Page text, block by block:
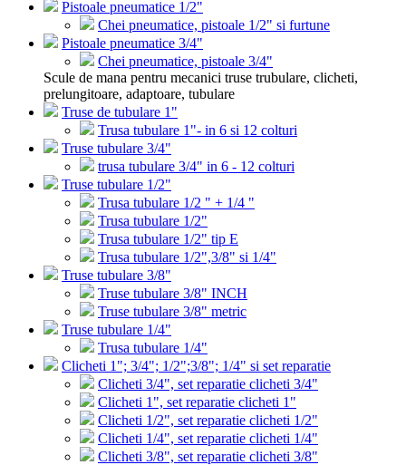
Pistoale pneumatice 1/2"
Chei pneumatice, pistoale 1/2" si furtune
Pistoale pneumatice 3/4"
Chei pneumatice, pistoale 3/4"
Scule de mana pentru mecanici truse trubulare, clicheti,
prelungitoare, adaptoare, tubulare
Truse de tubulare 1"
Trusa tubulare 1"- in 6 si 12 colturi
Truse tubulare 3/4"
trusa tubulare 3/4" in 6 - 12 colturi
Truse tubulare 1/2"
Trusa tubulare 1/2 " + 1/4 "
Trusa tubulare 1/2"
Trusa tubulare 1/2" tip E
Trusa tubulare 1/2",3/8" si 1/4"
Truse tubulare 3/8"
Truse tubulare 3/8" INCH
Truse tubulare 3/8" metric
Truse tubulare 1/4"
Trusa tubulare 1/4"
Clicheti 1"; 3/4"; 1/2";3/8"; 1/4" si set reparatie
Clicheti 3/4", set reparatie clicheti 3/4"
Clicheti 1", set reparatie clicheti 1"
Clicheti 1/2", set reparatie clicheti 1/2"
Clicheti 1/4", set reparatie clicheti 1/4"
Clicheti 3/8", set reparatie clicheti 3/8"